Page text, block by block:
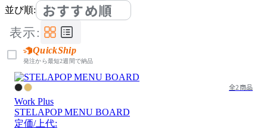
並び順: おすすめ順
表示:
QuickShip
発注から最短2週間で納品
全2商品
Work Plus
STELAPOP MENU BOARD
定価/上代: